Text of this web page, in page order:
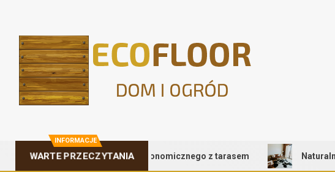
INFORMACJE
WARTE PRZECZYTANIA
Zalety kontenera gastronomicznego z tarasem Naturalnie